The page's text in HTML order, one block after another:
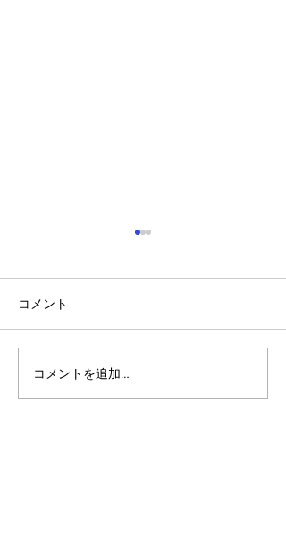
【ケーススタディ】
TravelX：NFT航空チケッ
コメント
コメントを追加…